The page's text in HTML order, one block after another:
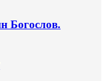
Богослов.